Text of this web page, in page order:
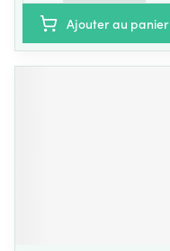
Ajouter au panier